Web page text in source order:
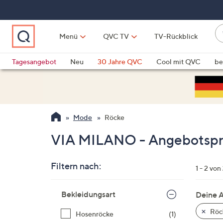
springen
Menü QVC TV TV-Rückblick
Tagesangebot
Neu 30 Jahre QVC Cool mit QVC
Mode Röcke
VIA MILANO -
Filtern nach:
Produktliste
Bekleidungsart
Hosenröcke
(1)
1 - 2 von
Deine